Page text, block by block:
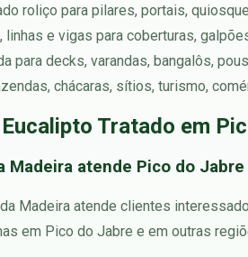
roliço para pilares, portais,
linhas e vigas para coberturas,
para decks, varandas, bangalôs,
chácaras, sítios, turismo,
Eucalipto Tratado em
Madeira atende Pico do Jabre
Madeira atende clientes
em Pico do Jabre e em outras